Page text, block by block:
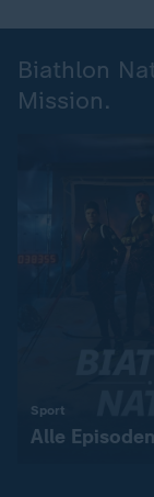
Biathlon
Mission.
Sport
Alle